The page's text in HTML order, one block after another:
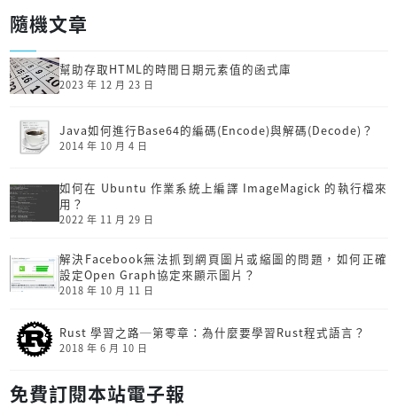
隨機文章
幫助存取HTML的時間日期元素值的函式庫
2023 年 12 月 23 日
Java如何進行Base64的編碼(Encode)與解碼(Decode)？
2014 年 10 月 4 日
如何在 Ubuntu 作業系統上編譯 ImageMagick 的執行檔來
用？
2022 年 11 月 29 日
解決Facebook無法抓到網頁圖片或縮圖的問題，如何正確
設定Open Graph協定來顯示圖片？
2018 年 10 月 11 日
Rust 學習之路─第零章：為什麼要學習Rust程式語言？
2018 年 6 月 10 日
免費訂閱本站電子報